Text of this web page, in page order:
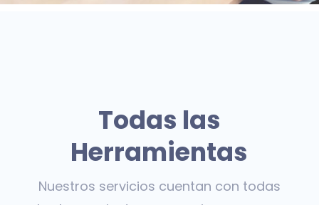
Todas las
Herramientas
Nuestros servicios cuentan con todas